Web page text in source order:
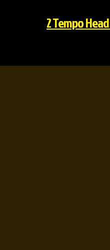
2 Tempo